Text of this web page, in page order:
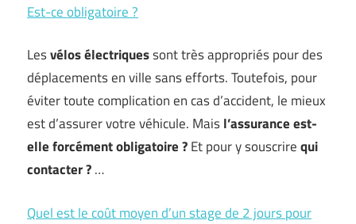
Est-ce obligatoire ?
Lesvélos électriquessont très appropriés pour des
déplacements en ville sans efforts. Toutefois, pour
éviter toute complication en cas d’accident, le mieux
est d’assurer votre véhicule. Maisl’assurance est-
elle forcément obligatoire?Et pour y souscrirequi
contacter?…
Quel est le coût moyen d’un stage de 2 jours pour